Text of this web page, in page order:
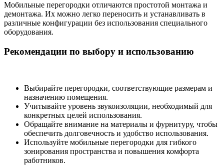
Мобильные перегородки отличаются простотой монтажа и
демонтажа. Их можно легко переносить и устанавливать в
различные конфигурации без использования специального
оборудования.
Рекомендации по выбору и использованию
Выбирайте перегородки, соответствующие размерам и
назначению помещения.
Учитывайте уровень звукоизоляции, необходимый для
конкретных целей использования.
Обращайте внимание на материалы и фурнитуру, чтобы
обеспечить долговечность и удобство использования.
Используйте мобильные перегородки для гибкого
зонирования пространства и повышения комфорта
работников.